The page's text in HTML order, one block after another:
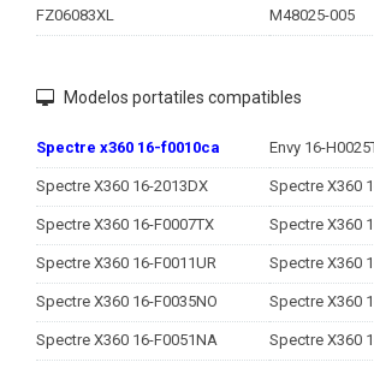
FZ06083XL M48025-005
Modelos portatiles compatibles
Spectre x360 16-f0010ca Envy 16-
Spectre X360 16-2013DX Spectre X360
Spectre X360 16-F0007TX Spectre X360
Spectre X360 16-F0011UR Spectre X360
Spectre X360 16-F0035NO Spectre X360
Spectre X360 16-F0051NA Spectre X360